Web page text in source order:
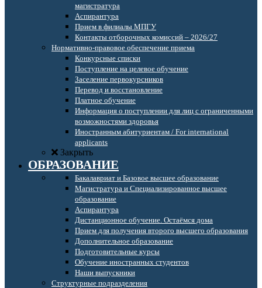
магистратура
Аспирантура
Прием в филиалы МПГУ
Контакты отборочных комиссий – 2026/27
Нормативно-правовое обеспечение приема
Конкурсные списки
Поступление на целевое обучение
Заселение первокурсников
Перевод и восстановление
Платное обучение
Информация о поступлении для лиц с ограниченными
возможностями здоровья
Иностранным абитуриентам / For international
applicants
Закрыть
ОБРАЗОВАНИЕ
Бакалавриат и Базовое высшее образование
Магистратура и Специализированное высшее
образование
Аспирантура
Дистанционное обучение. Остаёмся дома
Прием для получения второго высшего образования
Дополнительное образование
Подготовительные курсы
Обучение иностранных студентов
Наши выпускники
Структурные подразделения